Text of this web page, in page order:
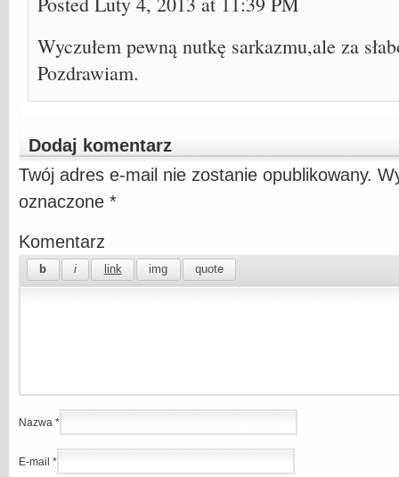
Wyczułem pewną nutkę sarkazmu,ale za
Pozdrawiam.
Dodaj komentarz
Twój adres e-mail nie zostanie opublikowany.
oznaczone *
Komentarz
Nazwa *
E-mail *